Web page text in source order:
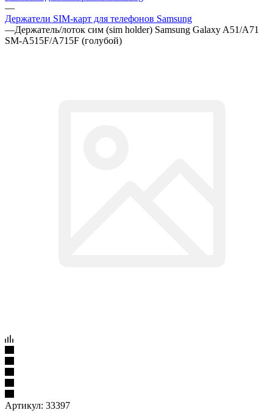
Артикул:
Держатель/лоток сим (sim holder) Samsung Galaxy A51/A71
SM-A515F/A715F (голубой)
Подробности
77₽/шт